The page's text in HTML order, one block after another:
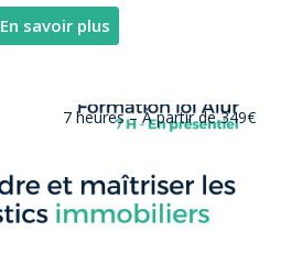
En savoir plus
7 heures –À partir de 349€